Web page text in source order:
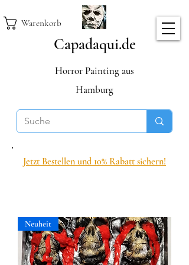
Warenkorb
Capadaqui.de
Horror Painting aus
Hamburg
Jetzt Bestellen und 10% Rabatt sichern!
Neuheit